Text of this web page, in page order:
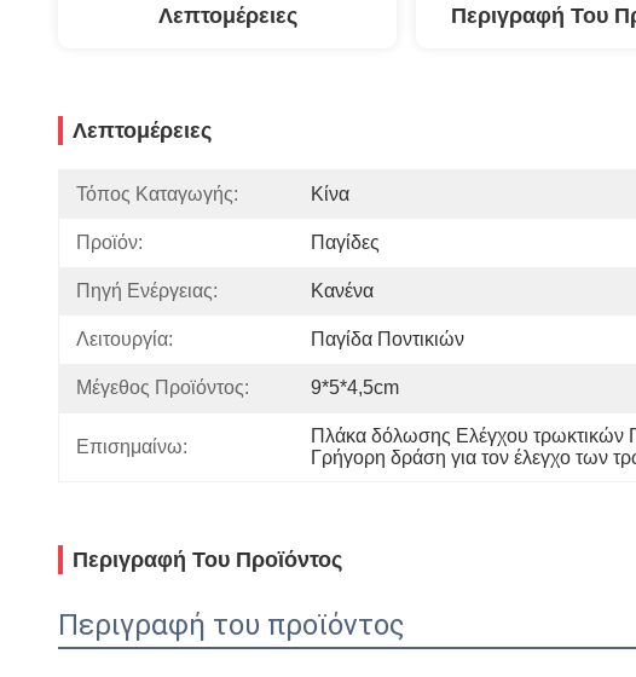
Λεπτομέρειες Περιγραφή Του
Λεπτομέρειες
Τόπος Καταγωγής: Κίνα
Προϊόν: Παγίδες
Πηγή Ενέργειας: Κανένα
Λειτουργία: Παγίδα Ποντικιών
Μέγεθος Προϊόντος: 9*5*4,5cm
Επισημαίνω:
Πλάκα δόλωσης Ελέγχου τρωκτικών
Γρήγορη δράση για τον έλεγχο των
Περιγραφή Του Προϊόντος
Περιγραφή του προϊόντος